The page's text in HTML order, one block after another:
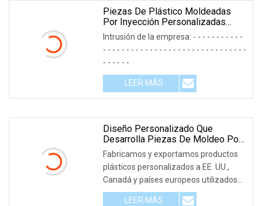
Piezas De Plástico Moldeadas
Por Inyección Personalizadas
Mediante Proceso De Moldeo Por
Inyección
Intrusión de la empresa: - - - - - - - - - - -
- - - - - - - - - - - - - - - - - - - - - - - - - - - - - - -
- - - - - -
LEER MÁS
Diseño Personalizado Que
Desarrolla Piezas De Moldeo Por
Inyección De Plástico De Nuevo
Modelo
Fabricamos y exportamos productos
plásticos personalizados a EE. UU.,
Canadá y países europeos utilizados
para diversas
LEER MÁS